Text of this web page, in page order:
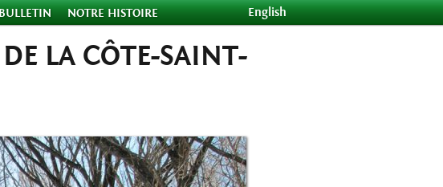
English
NOTRE HISTOIRE
LA CÔTE-SAINT-